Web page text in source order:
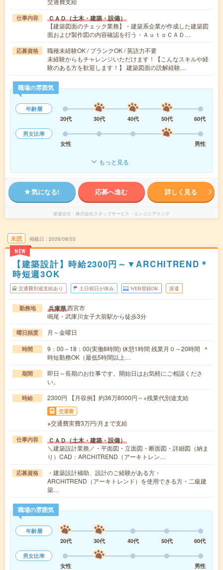
仕事内容 ＣＡＤ（土木・建築・設備）
【建築図面のチェック業務】・建築系企業が作成した建築図
面および製作図の内容確認を行う・ＡｕｔｏＣＡＤ…
応募資格
職種未経験OK / ブランクOK / 英語力不要
未経験からもチャレンジいただけます！【こんなスキルや経
験のある方を歓迎します！】 建築図面の読解経験…
職場の雰囲気
年齢層
20代
30代 40代 50代
60代
男女比率
女性
男性
もっと見る
気になる! 応募へ進む 詳しく見る
派遣会社 株式会社スタッフサービス・エンジニアリング
未読
NEW
掲載日 2026/08/03
【建築設計】時給2300円～▼ARCHITREND＊
時短週3OK
交通費別途支給あり 土日祝日が休み WEB登録OK 派遣
勤務地 兵庫県西宮市
鳴尾・武庫川女子大前駅から徒歩3分
曜日頻度 月～金曜日
時間
9：00～18：00(実働8時間) 休憩1時間 残業月０～20時間 ＊
時短勤務OK（最低5時間以上…
期間
即日～長期のお仕事です。開始日はお気軽にご相談くださ
い。
時給 2300円 【月収例】約36万8000円～+残業代別途支給
交通費
※交通費実費3万円/月まで支給
仕事内容 ＣＡＤ（土木・建築・設備）
＼建築設計業務／・平面図・立面図・断面図・詳細図（納ま
り）CAD：ARCHITREND（アーキトレン…
応募資格
・建築設計補助、設計のご経験がある方・
ARCHITREND（アーキトレンド）を使用できる方・二級建
築…
職場の雰囲気
年齢層
20代
30代 40代 50代
60代
男女比率
女性
男性